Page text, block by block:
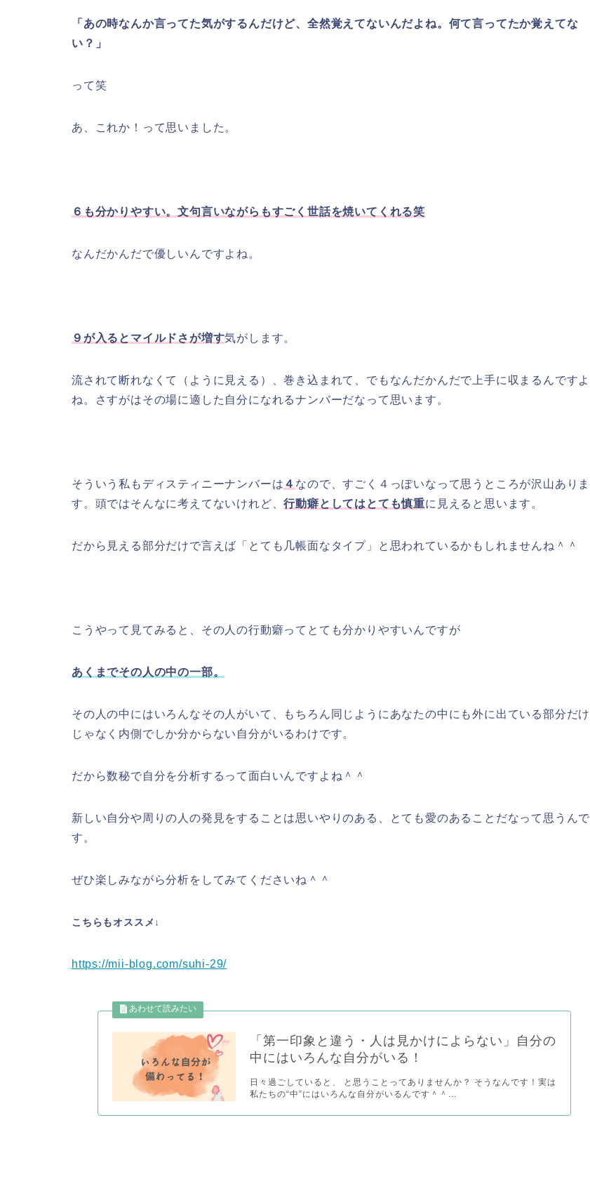
「あの時なんか言ってた気がするんだけど、全然覚えてないんだよね。何て言ってたか覚えてな
い？」
って笑
あ、これか！って思いました。
６も分かりやすい。文句言いながらもすごく世話を焼いてくれる笑
なんだかんだで優しいんですよね。
９が入るとマイルドさが増す気がします。
流されて断れなくて（ように見える）、巻き込まれて、でもなんだかんだで上手に収まるんですよ
ね。さすがはその場に適した自分になれるナンバーだなって思います。
そういう私もディスティニーナンバーは ４ なので、すごく４っぽいなって思うところが沢山ありま
す。頭ではそんなに考えてないけれど、行動癖としてはとても慎重に見えると思います。
だから見える部分だけで言えば「とても几帳面なタイプ」と思われているかもしれませんね＾＾
こうやって見てみると、その人の行動癖ってとても分かりやすいんですが
あくまでその人の中の一部。
その人の中にはいろんなその人がいて、もちろん同じようにあなたの中にも外に出ている部分だけ
じゃなく内側でしか分からない自分がいるわけです。
だから数秘で自分を分析するって面白いんですよね＾＾
新しい自分や周りの人の発見をすることは思いやりのある、とても愛のあることだなって思うんで
す。
ぜひ楽しみながら分析をしてみてくださいね＾＾
こちらもオススメ↓
https://mii-blog.com/suhi-29/
「第一印象と違う・人は見かけによらない」自分の
中にはいろんな自分がいる！
日々過ごしていると、 と思うことってありませんか？ そうなんです！実は
私たちの“中”にはいろんな自分がいるんです＾＾...